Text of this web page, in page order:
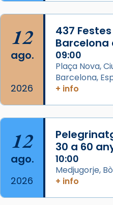
Acompanyant la
partir de l’Edat
que les santes
Semproniana
eterna”) són
frare Joan Gaspar
que les santes són
Mataró en
Foto
View on Facebook ·
12
ago.
2026
437
Barcelona
09:00
Plaça Nova,
Barcelona,
+ info
12
ago.
2026
30 a 60
10:00
Medjugorje,
+ info